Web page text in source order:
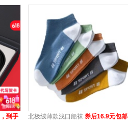
到手
北极绒薄款浅口船袜 券后16.9元包邮